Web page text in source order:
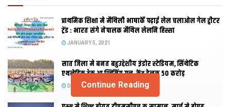
प्राथमिक शि‍क्षा मे मैथि‍ली भाषाकेँ पढ़ाई लेल चलाओल गेल ट्वीटर
ट्रेंड : भारत संगे नेपालक मैथिल लेलनि हिस्सा
JANUARY 5, 2021
सात जिला मे बनत बहुउद्देशीय इंडोर स्‍टेडि‍यम, सिंथेटिक
एथलेटिक ट्रेक आ स्विमिंग पुल, केंद्र देलक 50 करोड़
DECEMBER 26, 2020
Continue Reading